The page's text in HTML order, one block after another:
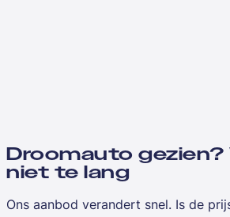
Droomauto gezien?
niet te lang
Ons aanbod verandert snel. Is de